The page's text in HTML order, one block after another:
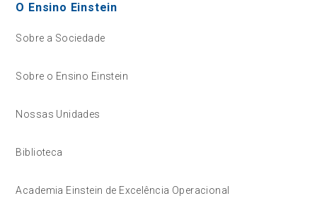
O Ensino Einstein
Sobre a Sociedade
Sobre o Ensino Einstein
Nossas Unidades
Biblioteca
Academia Einstein de Excelência Operacional